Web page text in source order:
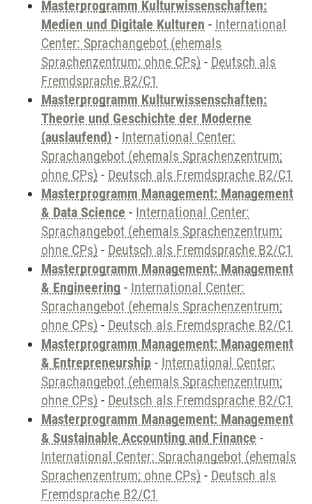
Masterprogramm Kulturwissenschaften:
Medien und Digitale Kulturen - International
Center: Sprachangebot (ehemals
Sprachenzentrum; ohne CPs) - Deutsch als
Fremdsprache B2/C1
Masterprogramm Kulturwissenschaften:
Theorie und Geschichte der Moderne
(auslaufend) - International Center:
Sprachangebot (ehemals Sprachenzentrum;
ohne CPs) - Deutsch als Fremdsprache B2/C1
Masterprogramm Management: Management
& Data Science - International Center:
Sprachangebot (ehemals Sprachenzentrum;
ohne CPs) - Deutsch als Fremdsprache B2/C1
Masterprogramm Management: Management
& Engineering - International Center:
Sprachangebot (ehemals Sprachenzentrum;
ohne CPs) - Deutsch als Fremdsprache B2/C1
Masterprogramm Management: Management
& Entrepreneurship - International Center:
Sprachangebot (ehemals Sprachenzentrum;
ohne CPs) - Deutsch als Fremdsprache B2/C1
Masterprogramm Management: Management
& Sustainable Accounting and Finance -
International Center: Sprachangebot (ehemals
Sprachenzentrum; ohne CPs) - Deutsch als
Fremdsprache B2/C1